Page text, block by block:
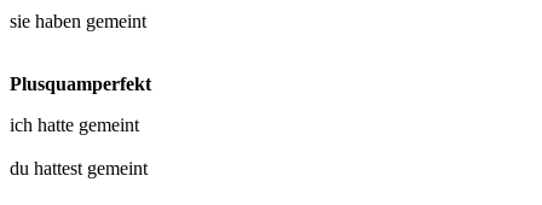
sie haben gemeint
Plusquamperfekt
ich hatte gemeint
du hattest gemeint